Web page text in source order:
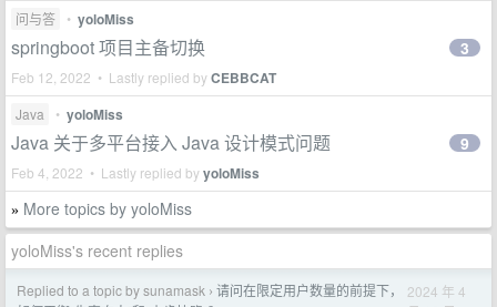
问与答 • yoloMiss
springboot 项目主备切换
Feb 12, 2022 • Lastly replied byCEBBCAT
3
Java • yoloMiss
Java 关于多平台接入 Java 设计模式问题
Feb 4, 2022 • Lastly replied byyoloMiss
9
» More topics by yoloMiss
yoloMiss's recent replies
Replied to a topic by sunamask › 请问在限定用户数量的前提下，
2024 年 4